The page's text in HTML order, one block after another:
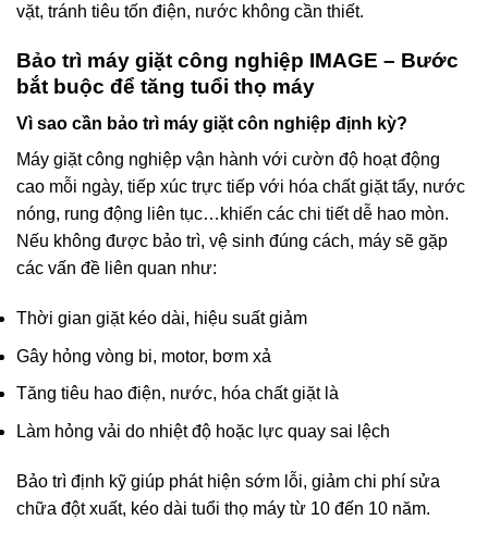
vặt, tránh tiêu tốn điện, nước không cần thiết.
Bảo trì máy giặt công nghiệp IMAGE – Bước
bắt buộc để tăng tuổi thọ máy
Vì sao cần bảo trì máy giặt côn nghiệp định kỳ?
Máy giặt công nghiệp vận hành với cườn độ hoạt động
cao mỗi ngày, tiếp xúc trực tiếp với hóa chất giặt tẩy, nước
nóng, rung động liên tục…khiến các chi tiết dễ hao mòn.
Nếu không được bảo trì, vệ sinh đúng cách, máy sẽ gặp
các vấn đề liên quan như:
Thời gian giặt kéo dài, hiệu suất giảm
Gây hỏng vòng bi, motor, bơm xả
Tăng tiêu hao điện, nước, hóa chất giặt là
Làm hỏng vải do nhiệt độ hoặc lực quay sai lệch
Bảo trì định kỹ giúp phát hiện sớm lỗi, giảm chi phí sửa
chữa đột xuất, kéo dài tuổi thọ máy từ 10 đến 10 năm.